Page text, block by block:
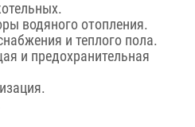
водяного отопления.
и теплого пола.
и предохранительная